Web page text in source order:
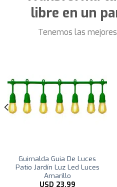
libre en un
Tenemos las
SKIMMER VULCANO BOCA
ANCHA 38CM P/HORMIG
Para Piscina
USD 108,99